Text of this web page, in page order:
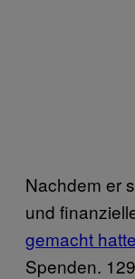
Nachdem er
und
gemacht hatte
Spenden.